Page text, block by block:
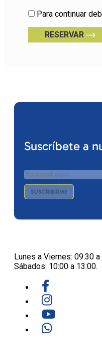
Para continuar
RESERVAR
Suscríbete a
SUSCRIBIRME
Lunes a Viernes: 09:30
Sábados: 10:00 a 13:00.